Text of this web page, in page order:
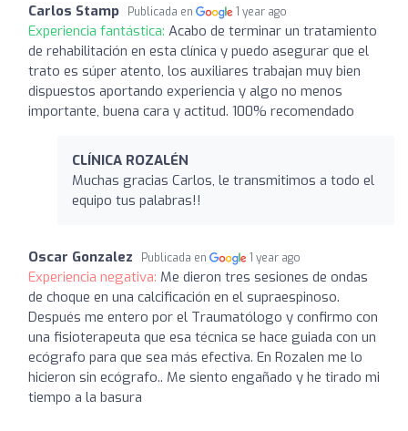
Carlos Stamp Publicada en 1 year ago
Experiencia fantástica: Acabo de terminar un tratamiento
de rehabilitación en esta clínica y puedo asegurar que el
trato es súper atento, los auxiliares trabajan muy bien
dispuestos aportando experiencia y algo no menos
importante, buena cara y actitud. 100% recomendado
CLÍNICA ROZALÉN
Muchas gracias Carlos, le transmitimos a todo el
equipo tus palabras!!
Oscar Gonzalez Publicada en 1 year ago
Experiencia negativa: Me dieron tres sesiones de ondas
de choque en una calcificación en el supraespinoso.
Después me entero por el Traumatólogo y confirmo con
una fisioterapeuta que esa técnica se hace guiada con un
ecógrafo para que sea más efectiva. En Rozalen me lo
hicieron sin ecógrafo.. Me siento engañado y he tirado mi
tiempo a la basura